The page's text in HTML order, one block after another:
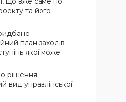
та його
план заходів
якої може
рішення
вид управлінської